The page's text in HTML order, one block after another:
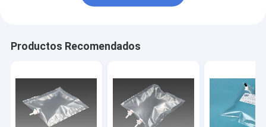
Productos Recomendados